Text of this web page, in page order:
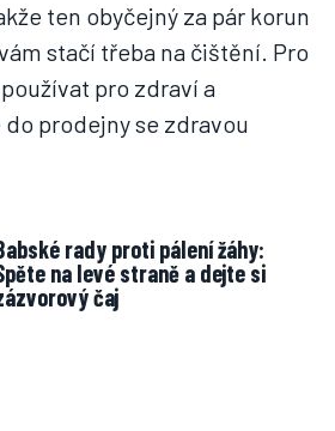
ten obyčejný za pár korun
stačí třeba na čištění. Pro
pro zdraví a
prodejny se zdravou
rady proti pálení žáhy:
na levé straně a dejte si
čaj